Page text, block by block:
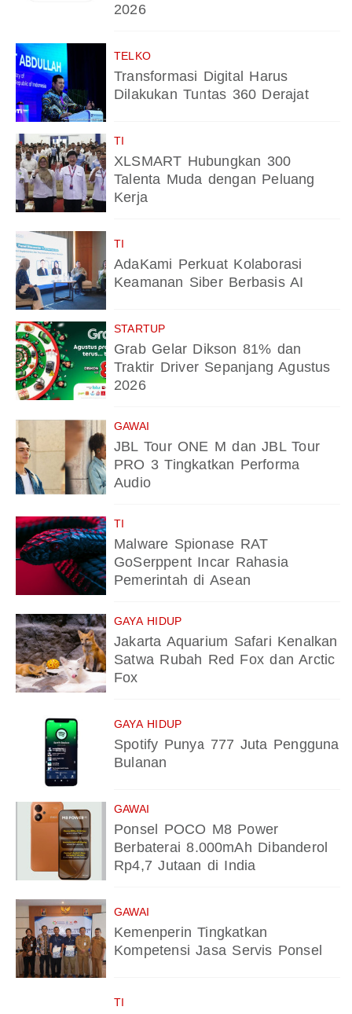
2026
TELKO
Transformasi Digital Harus
Dilakukan Tuntas 360 Derajat
TI
XLSMART Hubungkan 300
Talenta Muda dengan Peluang
Kerja
TI
AdaKami Perkuat Kolaborasi
Keamanan Siber Berbasis AI
STARTUP
Grab Gelar Dikson 81% dan
Traktir Driver Sepanjang Agustus
2026
GAWAI
JBL Tour ONE M dan JBL Tour
PRO 3 Tingkatkan Performa
Audio
TI
Malware Spionase RAT
GoSerppent Incar Rahasia
Pemerintah di Asean
GAYA HIDUP
Jakarta Aquarium Safari Kenalkan
Satwa Rubah Red Fox dan Arctic
Fox
GAYA HIDUP
Spotify Punya 777 Juta Pengguna
Bulanan
GAWAI
Ponsel POCO M8 Power
Berbaterai 8.000mAh Dibanderol
Rp4,7 Jutaan di India
GAWAI
Kemenperin Tingkatkan
Kompetensi Jasa Servis Ponsel
TI